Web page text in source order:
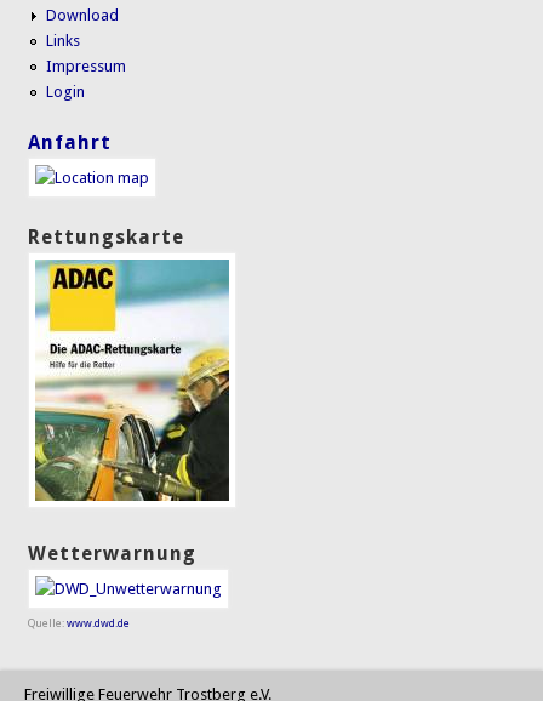
Download
Links
Impressum
Login
Anfahrt
Rettungskarte
Wetterwarnung
Quelle:www.dwd.de
Freiwillige Feuerwehr Trostberg e.V.